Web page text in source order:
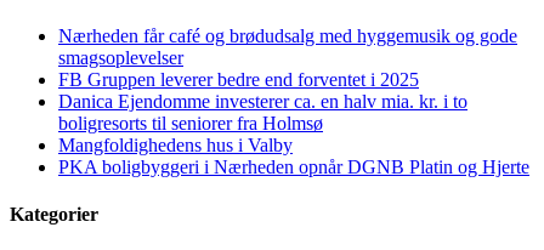
Nærheden får café og brødudsalg med hyggemusik og gode
smagsoplevelser
FB Gruppen leverer bedre end forventet i 2025
Danica Ejendomme investerer ca. en halv mia. kr. i to
boligresorts til seniorer fra Holmsø
Mangfoldighedens hus i Valby
PKA boligbyggeri i Nærheden opnår DGNB Platin og Hjerte
Kategorier